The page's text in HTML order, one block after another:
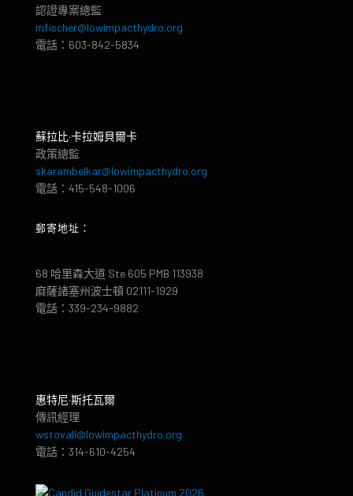
認證專案總監
mfischer@lowimpacthydro.org
電話：603-842-5834
蘇拉比·卡拉姆貝爾卡
政策總監
skarambelkar@lowimpacthydro.org
電話：415-548-1006
郵寄地址：
68 哈里森大道 Ste 605 PMB 113938
麻薩諸塞州波士頓 02111-1929
電話：339-234-9882
惠特尼·斯托瓦爾
傳訊經理
wstovall@lowimpacthydro.org
電話：314-610-4254